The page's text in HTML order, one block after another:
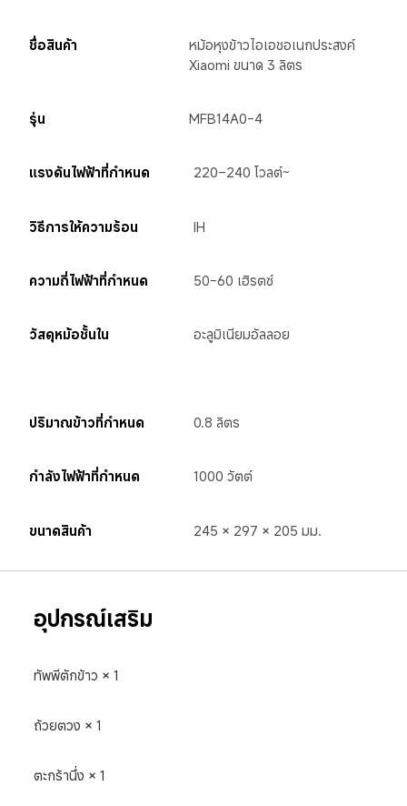
ชื่อสินค้า
หม้อหุงข้าวไอเอชอเนกประสงค์
Xiaomi ขนาด 3 ลิตร
รุ่น MFB14A0-4
แรงดันไฟฟ้าที่กำหนด 220–240 โวลต์~
วิธีการให้ความร้อน IH
ความถี่ไฟฟ้าที่กำหนด 50-60 เฮิรตซ์
วัสดุหม้อชั้นใน อะลูมิเนียมอัลลอย
ปริมาณข้าวที่กำหนด 0.8 ลิตร
กำลังไฟฟ้าที่กำหนด 1000 วัตต์
ขนาดสินค้า 245 × 297 × 205 มม.
อุปกรณ์เสริม
ทัพพีตักข้าว × 1
ถ้วยตวง × 1
ตะกร้านึ่ง × 1